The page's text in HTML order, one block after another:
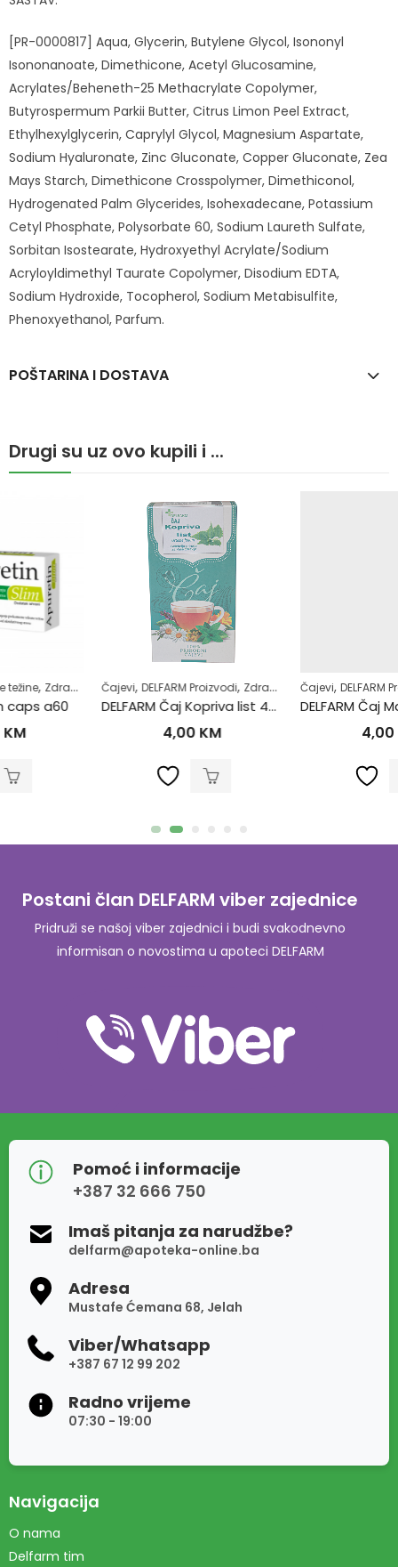
[PR-0000817] Aqua, Glycerin, Butylene Glycol, Isononyl
Isononanoate, Dimethicone, Acetyl Glucosamine,
Acrylates/Beheneth-25 Methacrylate Copolymer,
Butyrospermum Parkii Butter, Citrus Limon Peel Extract,
Ethylhexylglycerin, Caprylyl Glycol, Magnesium Aspartate,
Sodium Hyaluronate, Zinc Gluconate, Copper Gluconate, Zea
Mays Starch, Dimethicone Crosspolymer, Dimethiconol,
Hydrogenated Palm Glycerides, Isohexadecane, Potassium
Cetyl Phosphate, Polysorbate 60, Sodium Laureth Sulfate,
Sorbitan Isostearate, Hydroxyethyl Acrylate/Sodium
Acryloyldimethyl Taurate Copolymer, Disodium EDTA,
Sodium Hydroxide, Tocopherol, Sodium Metabisulfite,
Phenoxyethanol, Parfum.
POŠTARINA I DOSTAVA
Drugi su uz ovo kupili i ...
Čajevi,DELFARM Proizvodi,Zdrav život
DELFARM Čaj Kopriva list 40g
Čajevi,DELFARM Proizvodi,Plodnost
DELFARM Čaj Macina Trava – Očajnica 50g
Postani član DELFARM viber zajednice
Pridruži se našoj viber zajednici i budi svakodnevno
informisan o novostima u apoteci DELFARM
Pomoć i informacije
+387 32 666 750
Imaš pitanja za narudžbe?
delfarm@apoteka-online.ba
Adresa
Mustafe Ćemana 68, Jelah
Viber/Whatsapp
+387 67 12 99 202
Radno vrijeme
07:30 - 19:00
Navigacija
O nama
Delfarm tim